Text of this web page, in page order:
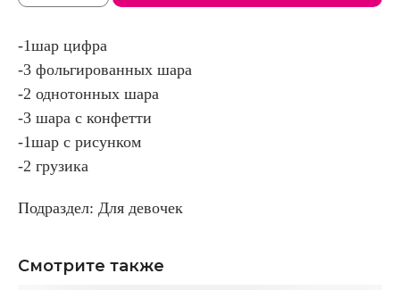
-1шар цифра
-3 фольгированных шара
-2 однотонных шара
-3 шара с конфетти
-1шар с рисунком
-2 грузика
Подраздел: Для девочек
Смотрите также